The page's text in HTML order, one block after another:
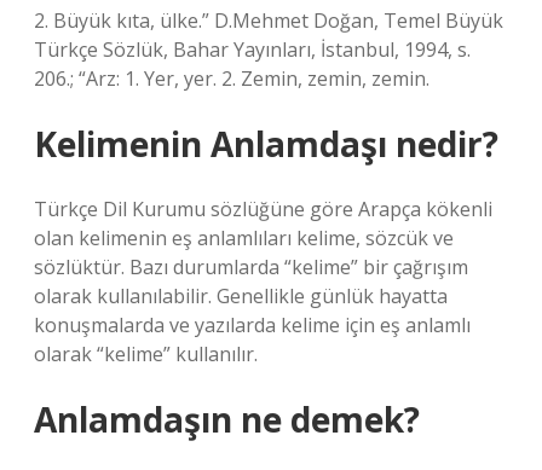
2. Büyük kıta, ülke.” D.Mehmet Doğan, Temel Büyük
Türkçe Sözlük, Bahar Yayınları, İstanbul, 1994, s.
206.; “Arz: 1. Yer, yer. 2. Zemin, zemin, zemin.
Kelimenin Anlamdaşı nedir?
Türkçe Dil Kurumu sözlüğüne göre Arapça kökenli
olan kelimenin eş anlamlıları kelime, sözcük ve
sözlüktür. Bazı durumlarda “kelime” bir çağrışım
olarak kullanılabilir. Genellikle günlük hayatta
konuşmalarda ve yazılarda kelime için eş anlamlı
olarak “kelime” kullanılır.
Anlamdaşın ne demek?